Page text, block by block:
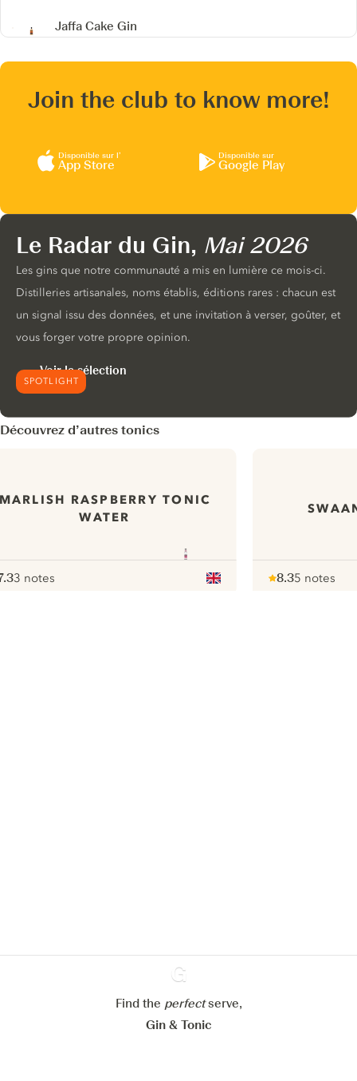
Jaffa Cake Gin
Join the club to know more!
Disponible sur l’
App Store
Disponible sur
Google Play
SPOTLIGHT
Le Radar du Gin, Mai 2026
Les gins que notre communauté a mis en lumière ce mois-ci.
Distilleries artisanales, noms établis, éditions rares : chacun est
un signal issu des données, et une invitation à verser, goûter, et
vous forger votre propre opinion.
Voir la sélection
Découvrez d’autres tonics
RASPBERRY TONIC
WATER
3 notes
8.35 notes
Ginventory
Find the perfectserve,
Gin & Tonic